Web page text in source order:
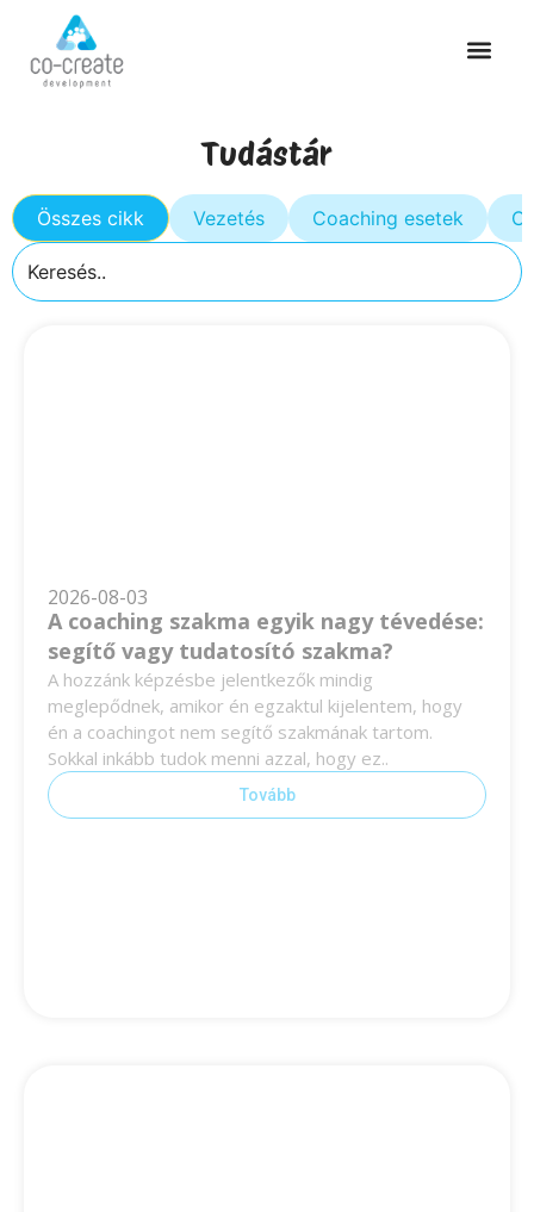
Tudástár
Összes cikk Vezetés Coaching esetek
2026-08-03
A coaching szakma egyik nagy tévedése:
segítő vagy tudatosító szakma?
A hozzánk képzésbe jelentkezők mindig
meglepődnek, amikor én egzaktul kijelentem, hogy
én a coachingot nem segítő szakmának tartom.
Sokkal inkább tudok menni azzal, hogy ez..
Tovább